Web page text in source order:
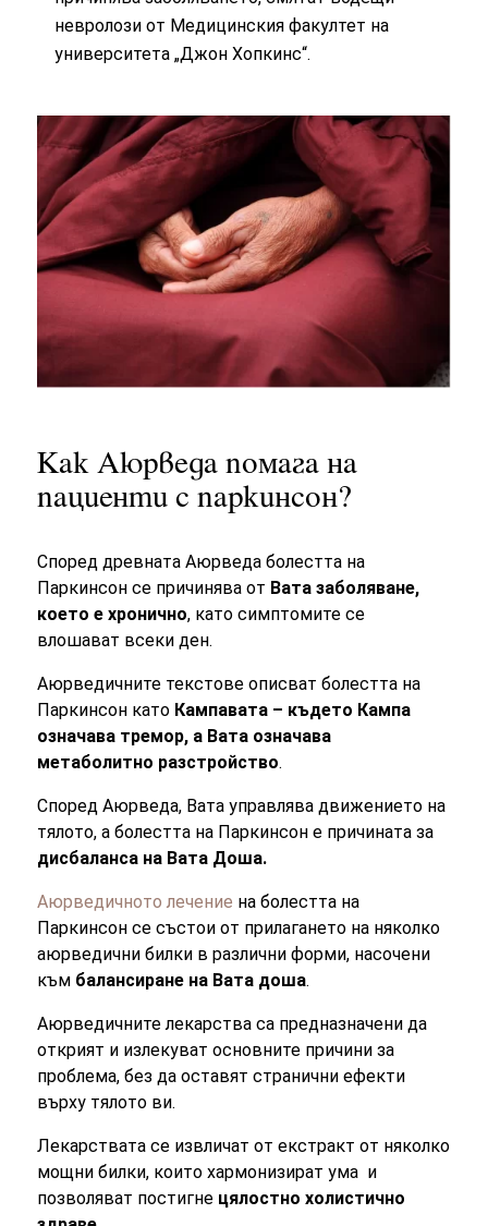
невролози от Медицинския факултет на
университета „Джон Хопкинс“.
Как Аюрведа помага на
пациенти с паркинсон?
Според древната Аюрведа болестта на
Паркинсон се причинява от Вата заболяване,
което е хронично, като симптомите се
влошават всеки ден.
Аюрведичните текстове описват болестта на
Паркинсон като Кампавата – където Кампа
означава тремор, а Вата означава
метаболитно разстройство.
Според Аюрведа, Вата управлява движението на
тялото, а болестта на Паркинсон е причината за
дисбаланса на Вата Доша.
Аюрведичното лечение на болестта на
Паркинсон се състои от прилагането на няколко
аюрведични билки в различни форми, насочени
към балансиране на Вата доша.
Аюрведичните лекарства са предназначени да
открият и излекуват основните причини за
проблема, без да оставят странични ефекти
върху тялото ви.
Лекарствата се извличат от екстракт от няколко
мощни билки, които хармонизират ума и
позволяват постигне цялостно холистично